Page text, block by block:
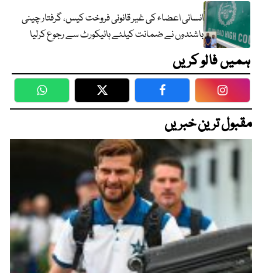
انسانی اعضاء کی غیر قانونی فروخت کیس، گرفتار چینی
باشندوں نے ضمانت کیلئے ہائیکورٹ سے رجوع کرلیا
ہمیں فالو کریں
WhatsApp Twitter Facebook
مقبول ترین خبریں